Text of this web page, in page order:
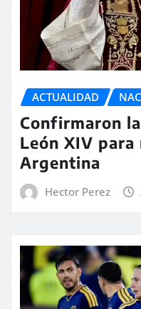
ACTUALIDAD
Confirmaron
León XIV
Argentina
Hector Perez